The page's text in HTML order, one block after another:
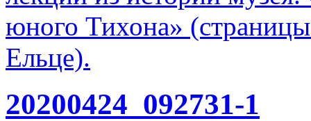
юного Тихона»
Ельце).
20200424_092731-1